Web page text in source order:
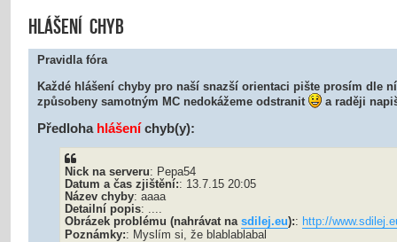
Hlášení chyb
Pravidla fóra
Každé hlášení chyby pro naší snazší orientaci pište prosím dle
způsobeny samotným MC nedokážeme odstranit
a raději
Předloha hlášení chyb(y):
Nick na serveru: Pepa54
Datum a čas zjištění:: 13.7.15 20:05
Název chyby: aaaa
Detailní popis: ....
Obrázek problému (nahrávat na sdilej.eu):: http://
Poznámky:: Myslím si, že blablablabal